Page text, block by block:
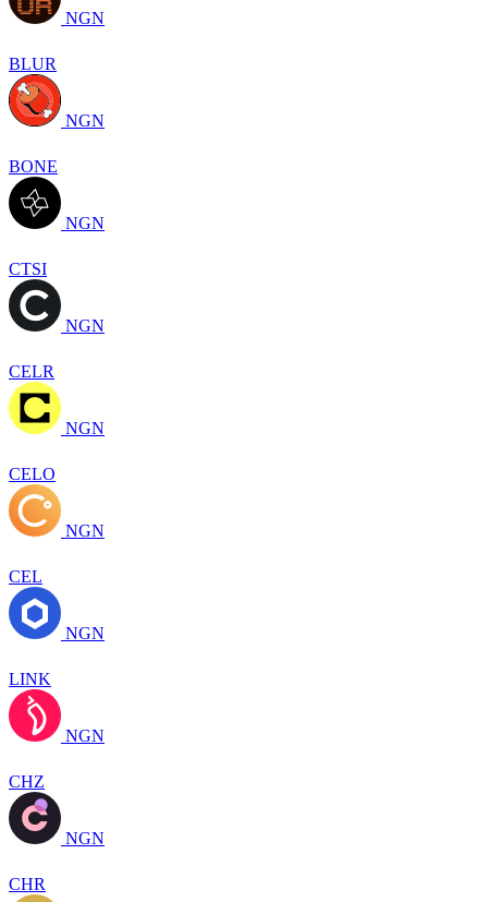
NGN
BLUR
NGN
BONE
NGN
CTSI
NGN
CELR
NGN
CELO
NGN
CEL
NGN
LINK
NGN
CHZ
NGN
CHR